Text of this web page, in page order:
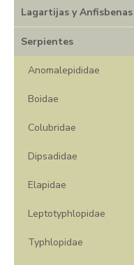
Lagartijas y Anfisbenas
Serpientes
Anomalepididae
Boidae
Colubridae
Dipsadidae
Elapidae
Leptotyphlopidae
Typhlopidae